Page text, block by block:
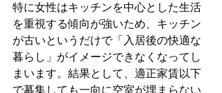
特に女性はキッチンを中心とした生活
を重視する傾向が強いため、キッチン
が古いというだけで「入居後の快適な
暮らし」がイメージできなくなってし
まいます。結果として、適正家賃以下
で募集しても一向に空室が埋まらない